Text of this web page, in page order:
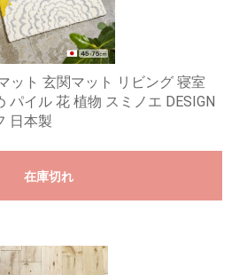
ット 玄関マット リビング 寝室
パイル 花 植物 スミノエ DESIGN
日本製
在庫切れ